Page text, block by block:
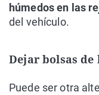
húmedos en las
del vehículo.
Dejar bolsas
Puede ser otra